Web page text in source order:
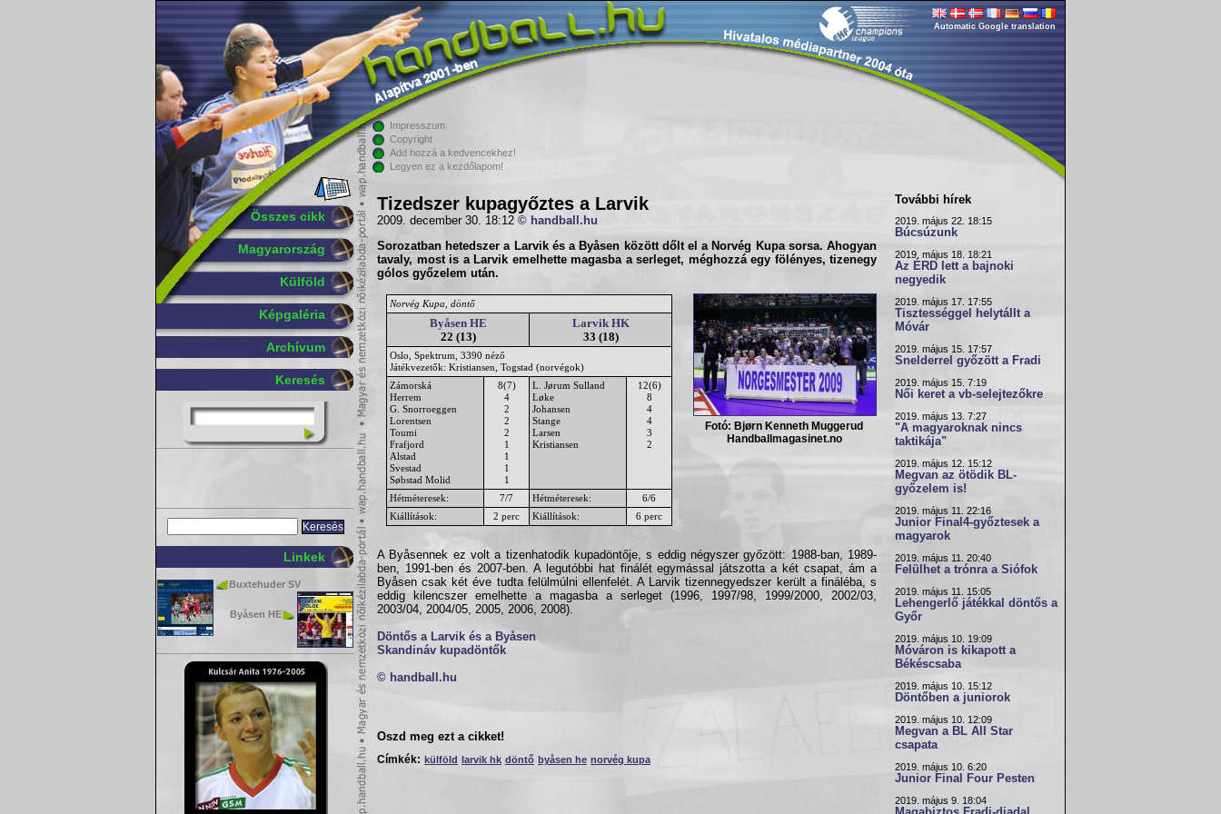
Összes cikk
Magyarország
Külföld
Képgaléria
Archívum
Keresés
Linkek
Buxtehuder SV
Byåsen HE
Automatic Google translation
Impresszum
Copyright
Add hozzá a kedvencekhez!
Legyen ez a kezdőlapom!
Tizedszer kupagyőztes a Larvik
2009. december 30. 18:12 © handball.hu
Sorozatban hetedszer a Larvikés a Byåsen között dőlt el a Norvég Kupasorsa. Ahogyan
tavaly, most is a Larvik emelhette magasba a serleget, méghozzá egy fölényes, tizenegy
gólos győzelem után.
Fotó: Bjørn Kenneth Muggerud
Handballmagasinet.no
Norvég Kupa, döntő
Byåsen HE
22 (13)
Larvik HK
33 (18)
Oslo, Spektrum, 3390 néző
Játékvezetők: Kristiansen, Togstad (norvégok)
Zámorská
Herrem
G. Snorroeggen
Lorentsen
Toumi
Frafjord
Alstad
Svestad
Søbstad Molid
8(7)
4
2
2
2
1
1
1
1
L. Jørum Sulland
Løke
Johansen
Stange
Larsen
Kristiansen
12(6)
8
4
4
3
2
Hétméteresek: 7/7 Hétméteresek:
6/6
Kiállítások:
2 perc Kiállítások: 6 perc
A Byåsennek ez volt a tizenhatodik kupadöntője, s eddig négyszer győzött: 1988-ban, 1989-
ben, 1991-ben és 2007-ben. A legutóbbi hat finálét egymással játszotta a két csapat, ám a
Byåsen csak két éve tudta felülmúlni ellenfelét. A Larvik tizennegyedszer került a fináléba, s
eddig kilencszer emelhette a magasba a serleget (1996, 1997/98, 1999/2000, 2002/03,
2003/04, 2004/05, 2005, 2006, 2008).
Döntős a Larvik és a Byåsen
Skandináv kupadöntők
© handball.hu
Oszd meg ezt a cikket!
Címkék: külföld larvik hk döntő byåsen he norvég kupa
További hírek
2019. május 22. 18:15
Búcsúzunk
2019. május 18. 18:21
Az ÉRD lett a bajnoki
negyedik
2019. május 17. 17:55
Tisztességgel helytállt a
Móvár
2019. május 15. 17:57
Snelderrel győzött a Fradi
2019. május 15. 7:19
Női keret a vb-selejtezőkre
2019. május 13. 7:27
"A magyaroknak nincs
taktikája"
2019. május 12. 15:12
Megvan az ötödik BL-
győzelem is!
2019. május 11. 22:16
Junior Final4-győztesek a
magyarok
2019. május 11. 20:40
Felülhet a trónra a Siófok
2019. május 11. 15:05
Lehengerlő játékkal döntős a
Győr
2019. május 10. 19:09
Móváron is kikapott a
Békéscsaba
2019. május 10. 15:12
Döntőben a juniorok
2019. május 10. 12:09
Megvan a BL All Star
csapata
2019. május 10. 6:20
Junior Final Four Pesten
2019. május 9. 18:04